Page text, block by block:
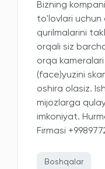
Bizning
to'lovlari uchun
qurilmalarini
orqali siz
orqa
(face)yuzini
oshira olasiz.
mijozlarga
imkoniyat.
Firmasi
Boshqalar